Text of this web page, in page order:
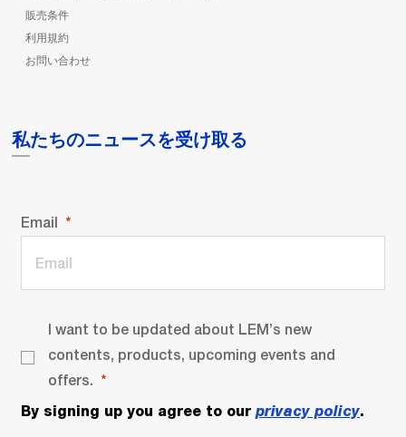
販売条件
利用規約
お問い合わせ
私たちのニュースを受け取る
Email
I want to be updated about LEM’s new
contents, products, upcoming events and
offers.
By signing up you agree to our privacy policy.